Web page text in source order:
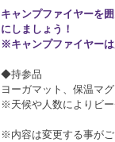
キャンプファイヤーを
にしましょう！
※キャンプファイヤーは
◆持参品
ヨーガマット、保温マ
※天候や人数によりビー
※内容は変更する事がご